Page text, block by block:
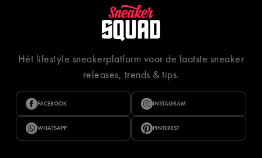
Hét lifestyle sneakerplatform voor de laatste sneaker
releases, trends & tips.
FACEBOOK INSTAGRAM
WHATSAPP PINTEREST